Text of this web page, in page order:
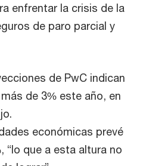
enfrentar la crisis de la
de paro parcial y
de PwC indican
de 3% este año, en
económicas prevé
“lo que a esta altura no